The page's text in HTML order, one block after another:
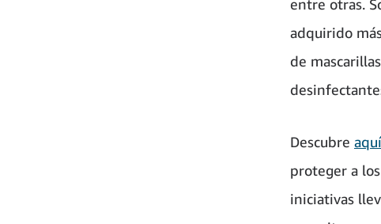
entre otras.
adquirido
de
Descubre aquí
proteger a
iniciativas